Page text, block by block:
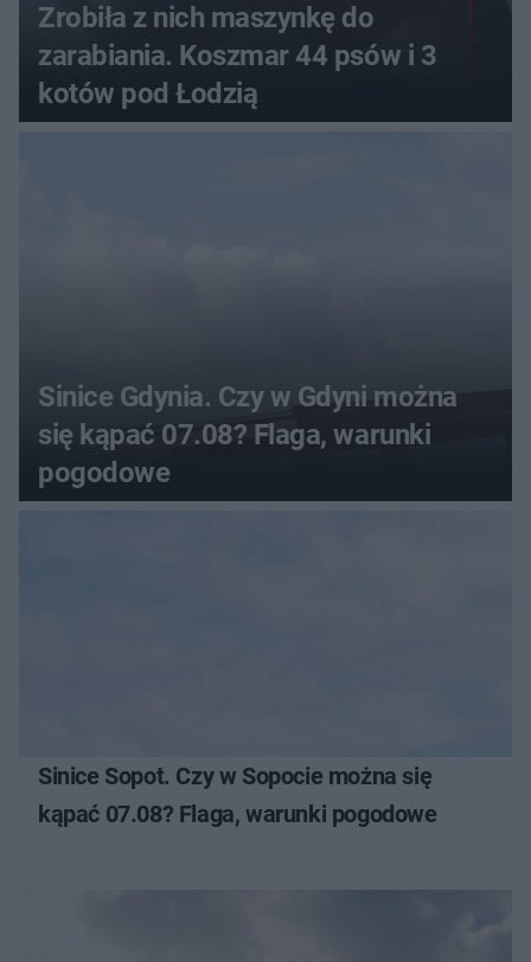
Zrobiła z nich maszynkę do
zarabiania. Koszmar 44 psów i 3
kotów pod Łodzią
Sinice Gdynia. Czy w Gdyni można
się kąpać 07.08? Flaga, warunki
pogodowe
Sinice Sopot. Czy w Sopocie można się
kąpać 07.08? Flaga, warunki pogodowe